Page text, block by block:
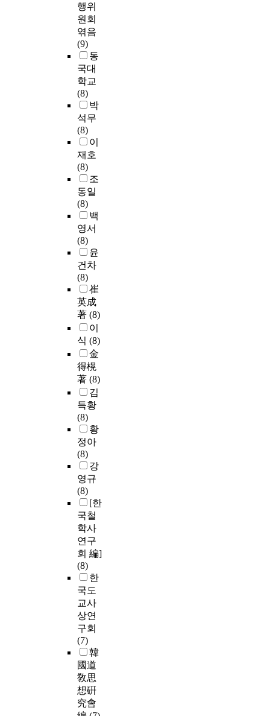
행위
원회
엮음
(9)
동
국대
학교
(8)
박
석무
(8)
이
재호
(8)
조
동일
(8)
백
영서
(8)
윤
건차
(8)
崔
英成
著 (8)
이
식 (8)
金
得榥
著 (8)
김
득황
(8)
황
정아
(8)
강
영규
(8)
[한
국철
학사
연구
회 編]
(8)
한
국도
교사
상연
구회
(7)
韓
國道
敎思
想硏
究會